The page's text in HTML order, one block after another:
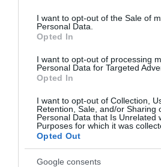
consent section.
I want to opt-out of the Sale of
Personal Data.
Opted In
I want to opt-out of processing
Personal Data for Targeted
Opted In
I want to opt-out of Collection,
Retention, Sale, and/or Sharing
Personal Data that Is Unrelated
Purposes for which it was
Opted Out
Google consents
Fotó: OMSZ és NAK